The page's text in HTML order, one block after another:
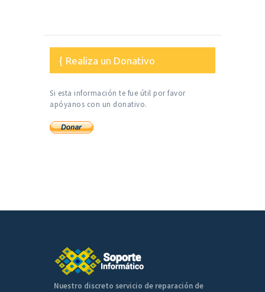
Realiza un Donativo
Si esta información te fue útil por favor
apóyanos con un donativo.
Nuestro discreto servicio de reparación de